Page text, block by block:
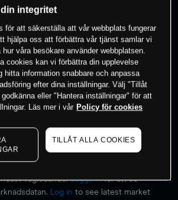
har en position i detta
Börja handla
vägledande.Logga inför att se
Log in to see latest market
integritet
för att säkerställa att vår webbplats fungerar
hjälpa oss att förbättra vår tjänst samlar vi
våra besökare använder webbplatsen.
cookies kan vi förbättra din upplevelse
hitta information snabbare och anpassa
efter dina inställningar. Välj "Tillåt
eller "Hantera inställningar" för att
Läs mer i vår Policy för cookies
TILLÅT ALLA COOKIES